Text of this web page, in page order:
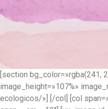
[section bg_color=»rgba(241,
image_height=»107%»
ecologicos/»] [/col] [col